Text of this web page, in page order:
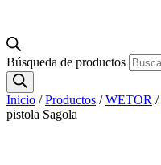
Búsqueda de productos
Inicio /Productos /WETOR /
pistola Sagola